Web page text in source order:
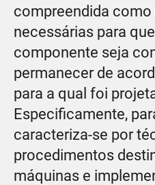
compreendida
necessárias para
componente seja
permanecer de
para a qual foi
Especificamente,
caracteriza-se por
procedimentos
máquinas e